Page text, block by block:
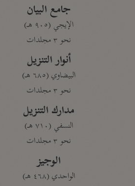
جامع البيان
الإيجي (٩٠٥ هـ)
نحو ٣ مجلدات
أنوار التنزيل
البيضاوي (٦٨٥ هـ)
نحو ٣ مجلدات
مدارك التنزيل
النسفي (٧١٠ هـ)
نحو ٣ مجلدات
الوجيز
الواحدي (٤٦٨ هـ)